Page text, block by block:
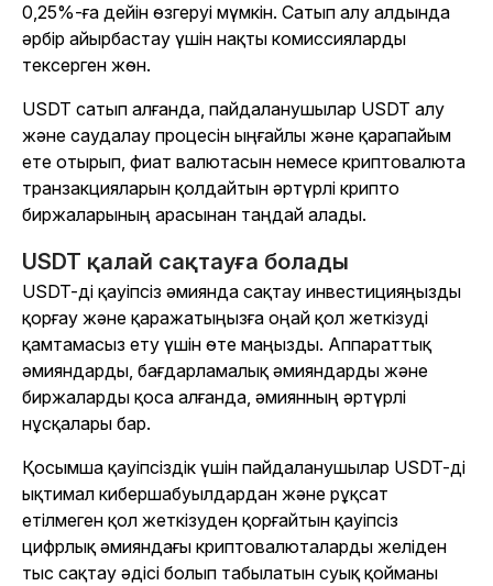
0,25%-ға дейін өзгеруі мүмкін. Сатып алу алдында
әрбір айырбастау үшін нақты комиссияларды
тексерген жөн.
USDT сатып алғанда, пайдаланушылар USDT алу
және саудалау процесін ыңғайлы және қарапайым
ете отырып, фиат валютасын немесе криптовалюта
транзакцияларын қолдайтын әртүрлі крипто
биржаларының арасынан таңдай алады.
USDT қалай сақтауға болады
USDT-ді қауіпсіз әмиянда сақтау инвестицияңызды
қорғау және қаражатыңызға оңай қол жеткізуді
қамтамасыз ету үшін өте маңызды. Аппараттық
әмияндарды, бағдарламалық әмияндарды және
биржаларды қоса алғанда, әмиянның әртүрлі
нұсқалары бар.
Қосымша қауіпсіздік үшін пайдаланушылар USDT-ді
ықтимал кибершабуылдардан және рұқсат
етілмеген қол жеткізуден қорғайтын қауіпсіз
цифрлық әмияндағы криптовалюталарды желіден
тыс сақтау әдісі болып табылатын суық қойманы